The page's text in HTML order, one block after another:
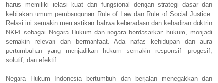
harus memiliki relasi kuat dan fungsional dengan strategi dasar dan
kebijakan umum pembangunan Rule of Law dan Rule of Social Justice.
Relasi ini semakin memastikan bahwa keberadaan dan kehadiran doktrin
NKRI sebagai Negara Hukum dan negara berdasarkan hukum, menjadi
semakin relevan dan bermanfaat. Ada nafas kehidupan dan aura
pertumbuhan yang menjadikan hukum semakin responsif, progesif,
solutif, dan efektif.
Negara Hukum Indonesia bertumbuh dan berjalan menegakkan dan